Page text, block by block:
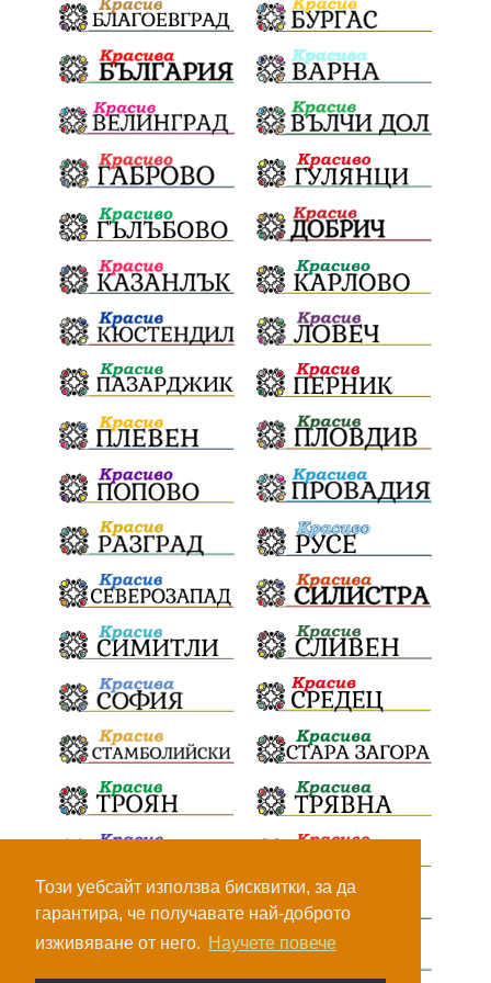
Този уебсайт използва бисквитки, за да
гарантира, че получавате най-доброто
изживяване от него. Научете повече